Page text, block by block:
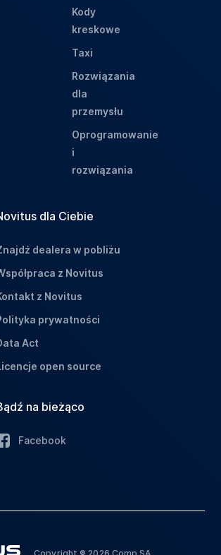
Kody
kreskowe
Taxi
Rozwiązania
dla
przemysłu
Oprogramowanie
i
rozwiązania
dla Ciebie
dealera w pobliżu
z Novitus
z Novitus
prywatności
Act
open source
na bieżąco
Facebook